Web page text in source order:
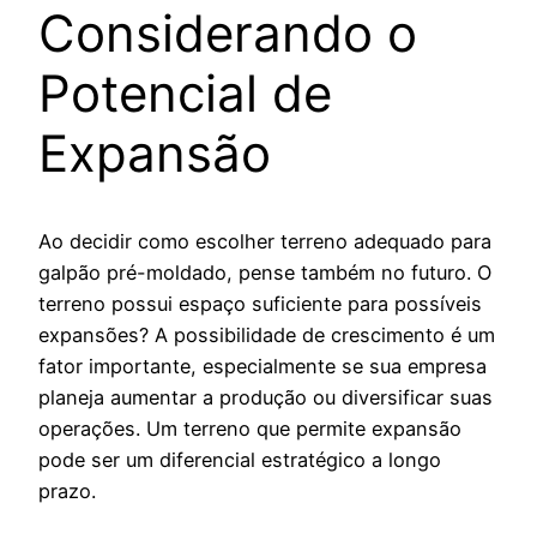
Considerando o
Potencial de
Expansão
Ao decidir como escolher terreno adequado para
galpão pré-moldado, pense também no futuro. O
terreno possui espaço suficiente para possíveis
expansões? A possibilidade de crescimento é um
fator importante, especialmente se sua empresa
planeja aumentar a produção ou diversificar suas
operações. Um terreno que permite expansão
pode ser um diferencial estratégico a longo
prazo.